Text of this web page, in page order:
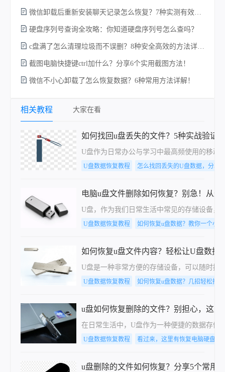
微信卸载后重新安装聊天记录怎么恢复？7种实测有效的恢复方案详解！
硬盘序列号查询全攻略：你知道硬盘序列号怎么查吗？
c盘满了怎么清理垃圾而不误删？8种安全高效的方法详解+误删恢复指南！
截图电脑快捷键ctrl加什么？分享6个实用截图方法！
微信不小心卸载了怎么恢复数据？6种常用方法详解！
相关教程 大家在看
如何找回u盘丢失的文件？5种实战验证
U盘作为日常办公与学习中最高频使用的移动
U盘数据恢复教程 怎么找回丢失的U盘数据，分享
电脑u盘文件删除如何恢复？别急！从
​U盘，作为我们日常生活中常见的存储设备，
U盘数据恢复教程 如何恢复u盘数据？教你一个小
如何恢复u盘文件内容？轻松让U盘数据
U盘是一种非常方便的存储设备，可以随时携
U盘数据恢复教程 如何恢复u盘数据？几招轻松搞定
u盘如何恢复删除的文件？别担心，这里
在日常生活中，U盘作为一种便捷的数据存储
U盘数据恢复教程 看过来，这里有恢复电脑硬盘数
u盘删除的文件如何恢复？分享5个常用